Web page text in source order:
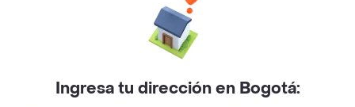
Sobre Rappi
Ingresa tu dirección en Bogotá: